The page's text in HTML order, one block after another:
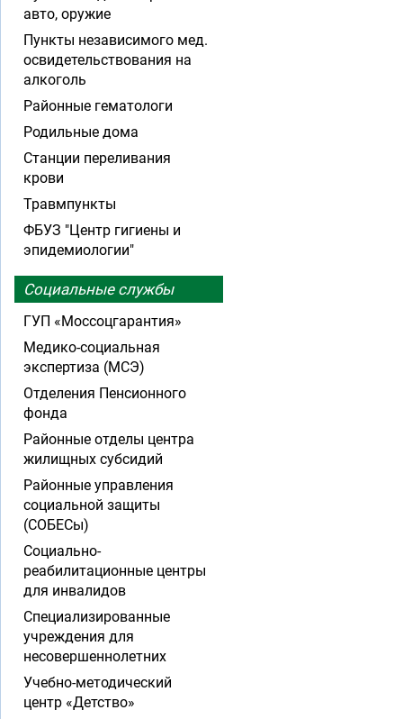
авто, оружие
Пункты независимого мед.
освидетельствования на
алкоголь
Районные гематологи
Родильные дома
Станции переливания
крови
Травмпункты
ФБУЗ "Центр гигиены и
эпидемиологии"
Социальные службы
ГУП «Моссоцгарантия»
Медико-социальная
экспертиза (МСЭ)
Отделения Пенсионного
фонда
Районные отделы центра
жилищных субсидий
Районные управления
социальной защиты
(СОБЕСы)
Социально-
реабилитационные центры
для инвалидов
Специализированные
учреждения для
несовершеннолетних
Учебно-методический
центр «Детство»